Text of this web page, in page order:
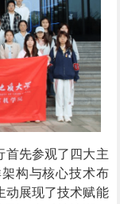
首先参观了四大主
构与核心技术布
动展现了技术赋能